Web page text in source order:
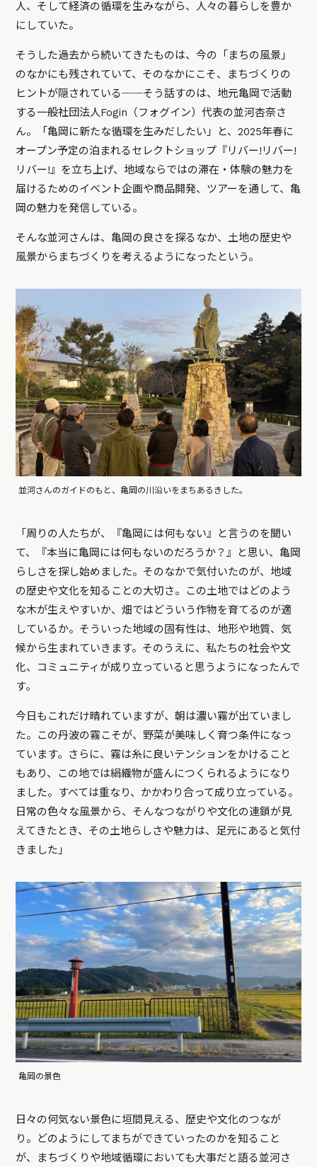
人、そして経済の循環を生みながら、人々の暮らしを豊か
にしていた。
そうした過去から続いてきたものは、今の「まちの風景」
のなかにも残されていて、そのなかにこそ、まちづくりの
ヒントが隠されている──そう話すのは、地元亀岡で活動
する一般社団法人Fogin（フォグイン）代表の並河杏奈さ
ん。「亀岡に新たな循環を生みだしたい」と、2025年春に
オープン予定の泊まれるセレクトショップ『リバー!リバー!
リバー!』を立ち上げ、地域ならではの滞在・体験の魅力を
届けるためのイベント企画や商品開発、ツアーを通して、亀
岡の魅力を発信している。
そんな並河さんは、亀岡の良さを探るなか、土地の歴史や
風景からまちづくりを考えるようになったという。
並河さんのガイドのもと、亀岡の川沿いをまちあるきした。
「周りの人たちが、『亀岡には何もない』と言うのを聞い
て、『本当に亀岡には何もないのだろうか？』と思い、亀岡
らしさを探し始めました。そのなかで気付いたのが、地域
の歴史や文化を知ることの大切さ。この土地ではどのよう
な木が生えやすいか、畑ではどういう作物を育てるのが適
しているか。そういった地域の固有性は、地形や地質、気
候から生まれていきます。そのうえに、私たちの社会や文
化、コミュニティが成り立っていると思うようになったんで
す。
今日もこれだけ晴れていますが、朝は濃い霧が出ていまし
た。この丹波の霧こそが、野菜が美味しく育つ条件になっ
ています。さらに、霧は糸に良いテンションをかけること
もあり、この地では絹織物が盛んにつくられるようになり
ました。すべては重なり、かかわり合って成り立っている。
日常の色々な風景から、そんなつながりや文化の連鎖が見
えてきたとき、その土地らしさや魅力は、足元にあると気付
きました」
亀岡の景色
日々の何気ない景色に垣間見える、歴史や文化のつなが
り。どのようにしてまちができていったのかを知ること
が、まちづくりや地域循環においても大事だと語る並河さ